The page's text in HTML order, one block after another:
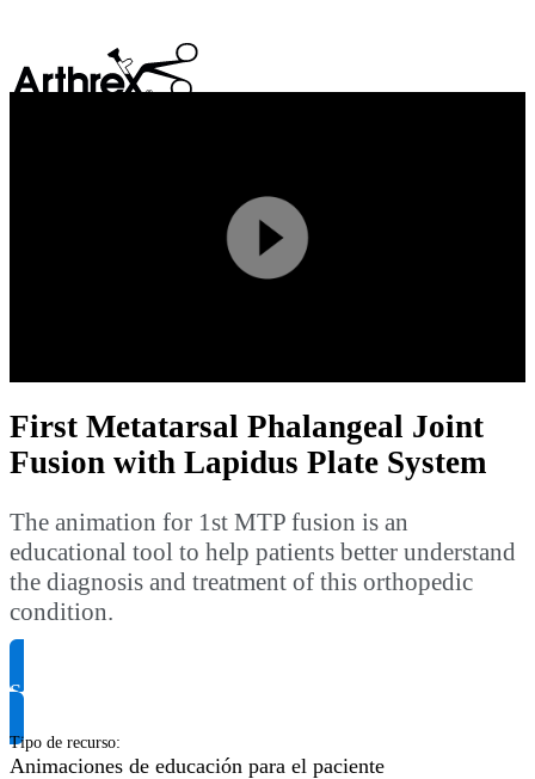
Play
Video
First Metatarsal Phalangeal Joint
Fusion with Lapidus Plate System
The animation for 1st MTP fusion is an
educational tool to help patients better understand
the diagnosis and treatment of this orthopedic
condition.
Solicitar información del producto
Tipo de recurso:
Animaciones de educación para el paciente